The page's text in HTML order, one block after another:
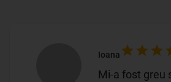
Ioana
Mi-a fost greu